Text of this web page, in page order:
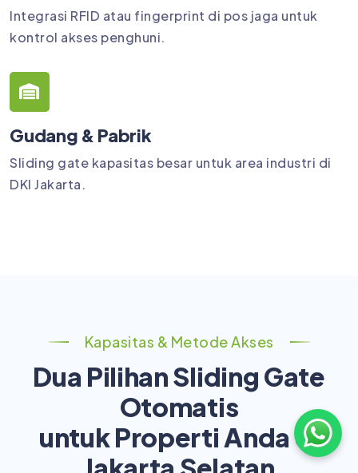
Integrasi RFID atau fingerprint di pos jaga untuk
kontrol akses penghuni.
Gudang & Pabrik
Sliding gate kapasitas besar untuk area industri di
DKI Jakarta.
Kapasitas & Metode Akses
Dua Pilihan Sliding Gate
Otomatis
untuk Properti Anda di